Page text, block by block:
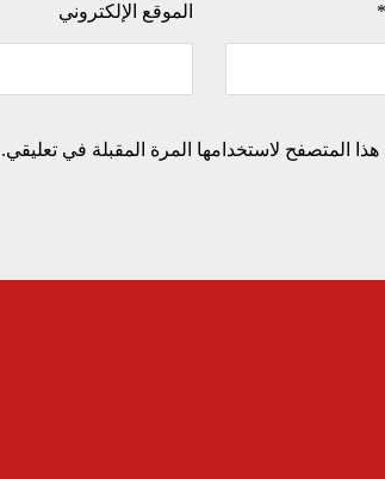
* الموقع الإلكتروني
المتصفح لاستخدامها المرة المقبلة في تعليقي.